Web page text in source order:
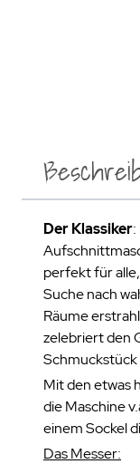
Der Klassiker
perfekt für
Suche nach
Räume
zelebriert den
Mit den etwas
die Maschine
einem Sockel
Das Messer: